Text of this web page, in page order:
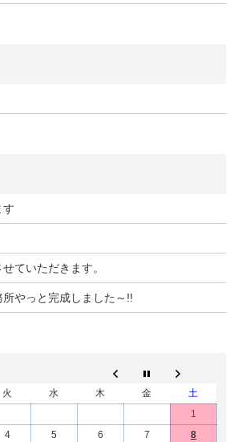
す
ていただきます。
所やっと完成しました～!!
火 水 木 金
土
1
4 5 6 7
8